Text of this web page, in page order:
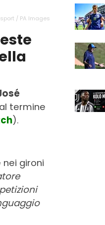
/ PA Images
termine
).
gironi